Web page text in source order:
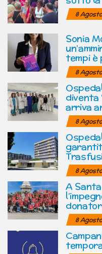
8
Sonia
tempi
8
diventa
arriva
8
8
A
8